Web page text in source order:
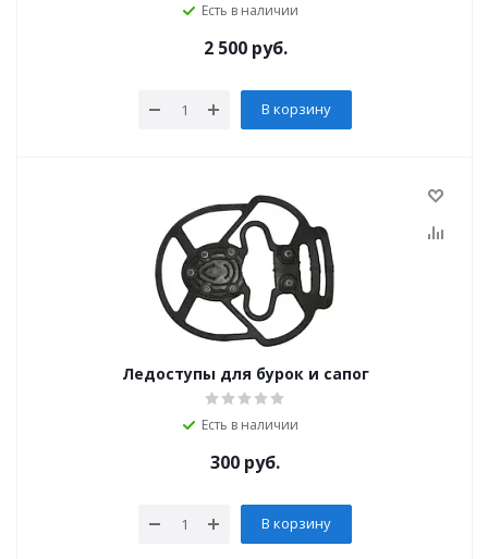
Есть в наличии
2 500руб.
В корзину
Ледоступы для бурок и сапог
Есть в наличии
300 руб.
В корзину